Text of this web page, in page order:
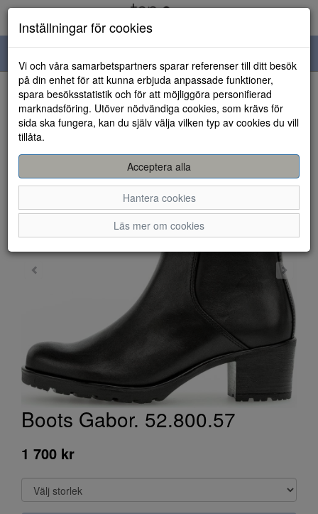
navigation
HEM
Boots Gabor. 52.800.57
1 700 kr
Inställningar för cookies
Vi och våra samarbetspartners sparar referenser till ditt besök
på din enhet för att kunna erbjuda anpassade funktioner,
spara besöksstatistik och för att möjliggöra personifierad
marknadsföring. Utöver nödvändiga cookies, som krävs för
sida ska fungera, kan du själv välja vilken typ av cookies du vill
tillåta.
Acceptera alla
Hantera cookies
Läs mer om cookies